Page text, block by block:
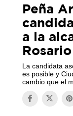
Peña
a la
Rosario
La candidata
es posible y
cambio que el